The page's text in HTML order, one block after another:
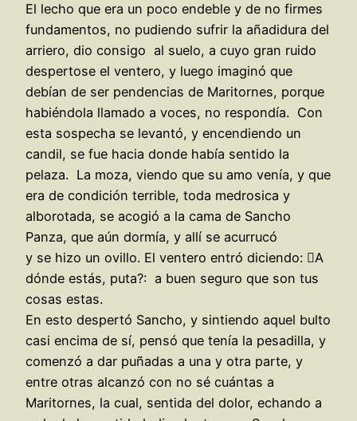
El lecho que era un poco endeble y de no firmes
fundamentos, no pudiendo sufrir la añadidura del
arriero, dio consigo al suelo, a cuyo gran ruido
despertose el ventero, y luego imaginó que
debían de ser pendencias de Maritornes, porque
habiéndola llamado a voces, no respondía. Con
esta sospecha se levantó, y encendiendo un
candil, se fue hacia donde había sentido la
pelaza. La moza, viendo que su amo venía, y que
era de condición terrible, toda medrosica y
alborotada, se acogió a la cama de Sancho
Panza, que aún dormía, y allí se acurrucó
y se hizo un ovillo. El ventero entró diciendo: A
dónde estás, puta?: a buen seguro que son tus
cosas estas.
En esto despertó Sancho, y sintiendo aquel bulto
casi encima de sí, pensó que tenía la pesadilla, y
comenzó a dar puñadas a una y otra parte, y
entre otras alcanzó con no sé cuántas a
Maritornes, la cual, sentida del dolor, echando a